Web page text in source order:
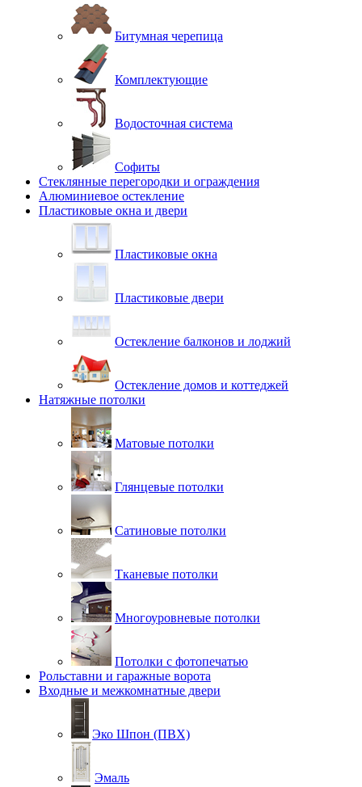
Битумная черепица
Комплектующие
Водосточная система
Софиты
Стеклянные перегородки и ограждения
Алюминиевое остекление
Пластиковые окна и двери
Пластиковые окна
Пластиковые двери
Остекление балконов и лоджий
Остекление домов и коттеджей
Натяжные потолки
Матовые потолки
Глянцевые потолки
Сатиновые потолки
Тканевые потолки
Многоуровневые потолки
Потолки с фотопечатью
Рольставни и гаражные ворота
Входные и межкомнатные двери
Эко Шпон (ПВХ)
Эмаль